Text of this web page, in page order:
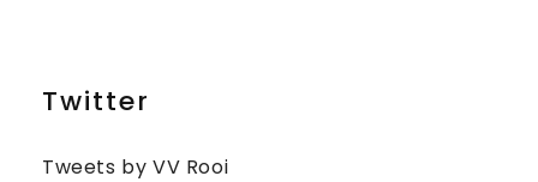
Twitter
Tweets by VV Rooi